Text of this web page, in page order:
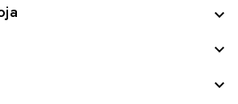


